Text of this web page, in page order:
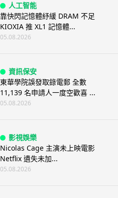
人工智能
靠快閃記憶體紓緩 DRAM 不足
KIOXIA 推 XL1 記憶體...
05.08.2026
資訊保安
東華學院誤發取錄電郵 全數
11,139 名申請人一度空歡喜 ...
05.08.2026
影視娛樂
Nicolas Cage 主演未上映電影
Netflix 遺失未加...
05.08.2026